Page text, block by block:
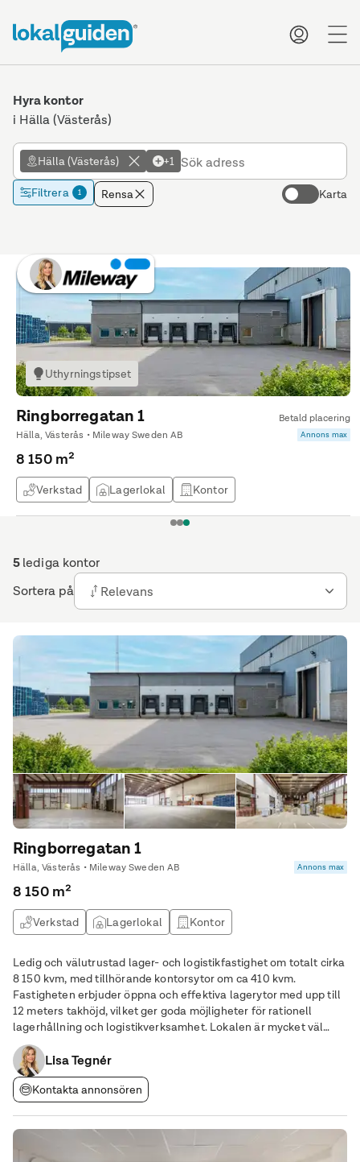
Hyra kontor
i Hälla (Västerås)
Hälla (Västerås) +1
Filtrera 1 Rensa Karta
5lediga kontor
Sortera på
Relevans
Uthyrningstipset
Ringborregatan 1
Betald placering
Hälla, Västerås • Mileway Sweden AB
Annons max
8 150 m²
Verkstad Lagerlokal Kontor
123
Ringborregatan 1
Hälla, Västerås • Mileway Sweden AB Annons max
8 150 m²
Verkstad Lagerlokal Kontor
Ledig och välutrustad lager- och logistikfastighet om totalt cirka
8 150 kvm, med tillhörande kontorsytor om ca 410 kvm.
Fastigheten erbjuder öppna och effektiva lagerytor med upp till
12 meters takhöjd, vilket ger goda möjligheter för rationell
lagerhållning och logistikverksamhet. Lokalen är mycket väl
anpassad för godsflöden med totalt 22 portar, varav 9
markportar och 13 lasthus, vilket
Lisa Tegnér
Kontakta annonsören